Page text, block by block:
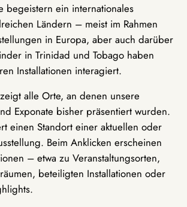
begeistern ein internationales
Ländern – meist im Rahmen
in Europa, aber auch darüber
in Trinidad und Tobago haben
Installationen interagiert.
alle Orte, an denen unsere
Exponate bisher präsentiert wurden.
einen Standort einer aktuellen oder
Beim Anklicken erscheinen
– etwa zu Veranstaltungsorten,
beteiligten Installationen oder